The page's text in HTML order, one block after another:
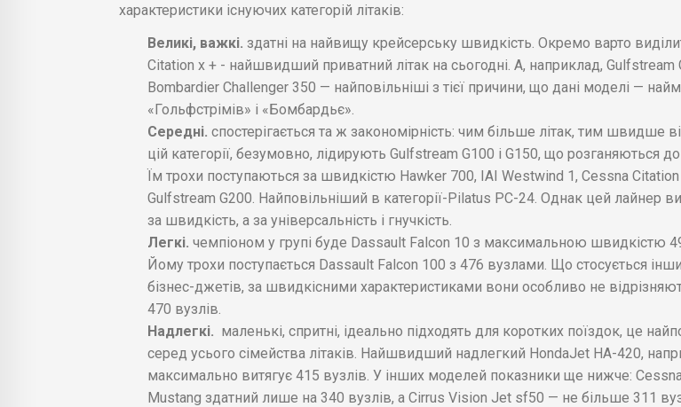
характеристики існуючих категорій літаків:
Великі, важкі. здатні на найвищу крейсерську швидкість. Окремо варто
Citation x + - найшвидший приватний літак на сьогодні. А, наприклад, Gulfstream
Bombardier Challenger 350 — найповільніші з тієї причини, що дані моделі —
«Гольфстрімів» і «Бомбардьє».
Середні. спостерігається та ж закономірність: чим більше літак, тим швидше
цій категорії, безумовно, лідирують Gulfstream G100 і G150, що розганяються до
Їм трохи поступаються за швидкістю Hawker 700, IAI Westwind 1, Cessna Citation
Gulfstream G200. Найповільніший в категорії-Pilatus PC-24. Однак цей лайнер
за швидкість, а за універсальність і гнучкість.
Легкі. чемпіоном у групі буде Dassault Falcon 10 з максимальною швидкістю
Йому трохи поступається Dassault Falcon 100 з 476 вузлами. Що стосується
бізнес-джетів, за швидкісними характеристиками вони особливо не
470 вузлів.
Надлегкі. маленькі, спритні, ідеально підходять для коротких поїздок, це
серед усього сімейства літаків. Найшвидший надлегкий HondaJet HA-420,
максимально витягує 415 вузлів. У інших моделей показники ще нижче:
Mustang здатний лише на 340 вузлів, а Cirrus Vision Jet sf50 — не більше 311